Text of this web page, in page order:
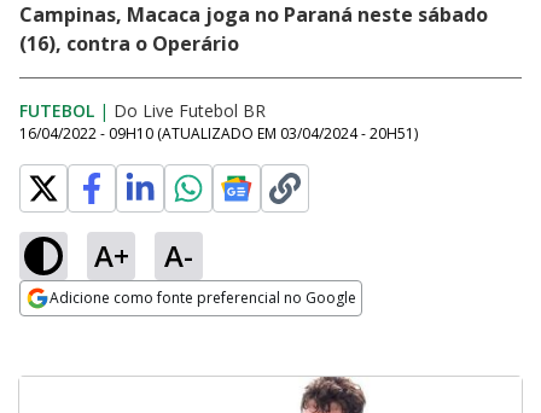
Campinas, Macaca joga no Paraná neste sábado
(16), contra o Operário
FUTEBOL | Do Live Futebol BR
16/04/2022 - 09H10 (ATUALIZADO EM 03/04/2024 - 20H51)
A+ A-
Adicione como fonte preferencial no Google